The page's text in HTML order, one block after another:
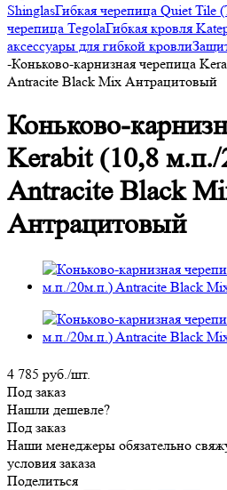
ShinglasГибкая черепица Quiet Tile
черепица TegolaГибкая кровля
аксессуары для гибкой кровли
-Коньково-карнизная черепица
Antracite Black Mix Антрацитовый
Коньково-
Kerabit (10,8
Antracite Black
Антрацитовый
4 785 руб./шт.
Под заказ
Нашли дешевле?
Под заказ
Наши менеджеры обязательно
условия заказа
Поделиться